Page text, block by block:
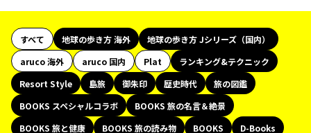
すべて 地球の歩き方 海外
地球の歩き方 Jシリーズ（国内）
aruco 海外
aruco 国内 Plat
ランキング&テクニック
Resort Style
島旅 御朱印 歴史時代
旅の図鑑
BOOKS スペシャルコラボ
BOOKS 旅の名言＆絶景
BOOKS 旅と健康
BOOKS 旅の読み物 BOOKS
D-Books